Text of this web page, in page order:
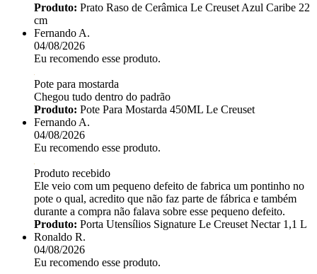
Produto: Prato Raso de Cerâmica Le Creuset Azul Caribe 22
cm
Fernando A.
04/08/2026
Eu recomendo esse produto.
Pote para mostarda
Chegou tudo dentro do padrão
Produto: Pote Para Mostarda 450ML Le Creuset
Fernando A.
04/08/2026
Eu recomendo esse produto.
Produto recebido
Ele veio com um pequeno defeito de fabrica um pontinho no
pote o qual, acredito que não faz parte de fábrica e também
durante a compra não falava sobre esse pequeno defeito.
Produto: Porta Utensílios Signature Le Creuset Nectar 1,1 L
Ronaldo R.
04/08/2026
Eu recomendo esse produto.